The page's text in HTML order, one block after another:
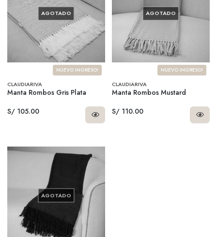
AGOTADO
NUEVO INGRESO!
CLAUDIARIVA
Manta Rombos Gris Plata
S/ 105.00
AGOTADO
NUEVO INGRESO!
CLAUDIARIVA
Manta Rombos Mustard
S/ 110.00
AGOTADO